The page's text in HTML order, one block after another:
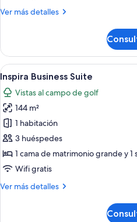
2
Ver más detalles
Más
Terrace
Suite
-
Double
Abrir
todas
las
fotos
de
Inspira
Business
Suite
7
Inspira Business Suite
Vistas al campo de golf
144 m²
1 habitación
3 huéspedes
1 cama de matrimonio grande y 1
Wifi gratis
Ver más detalles
Más